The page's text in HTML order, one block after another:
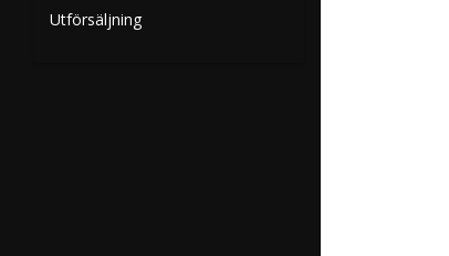
Utförsäljning